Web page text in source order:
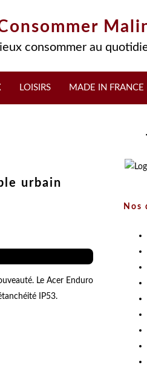
consommer au
LOISIRS MADE IN FRANCE
urbain
Le Acer Enduro
IP53.
Nos